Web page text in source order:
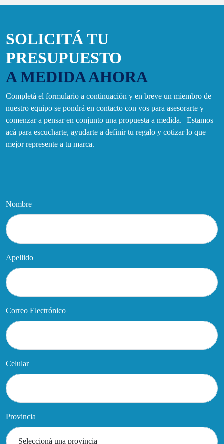
SOLICITÁ TU
PRESUPUESTO
A MEDIDA AHORA
Completá el formulario a continuación y en breve un miembro de
nuestro equipo se pondrá en contacto con vos para asesorarte y
comenzar a pensar en conjunto una propuesta a medida. Estamos
acá para escucharte, ayudarte a definir tu regalo y cotizar lo que
mejor represente a tu marca.
Nombre
Apellido
Correo Electrónico
Celular
Provincia